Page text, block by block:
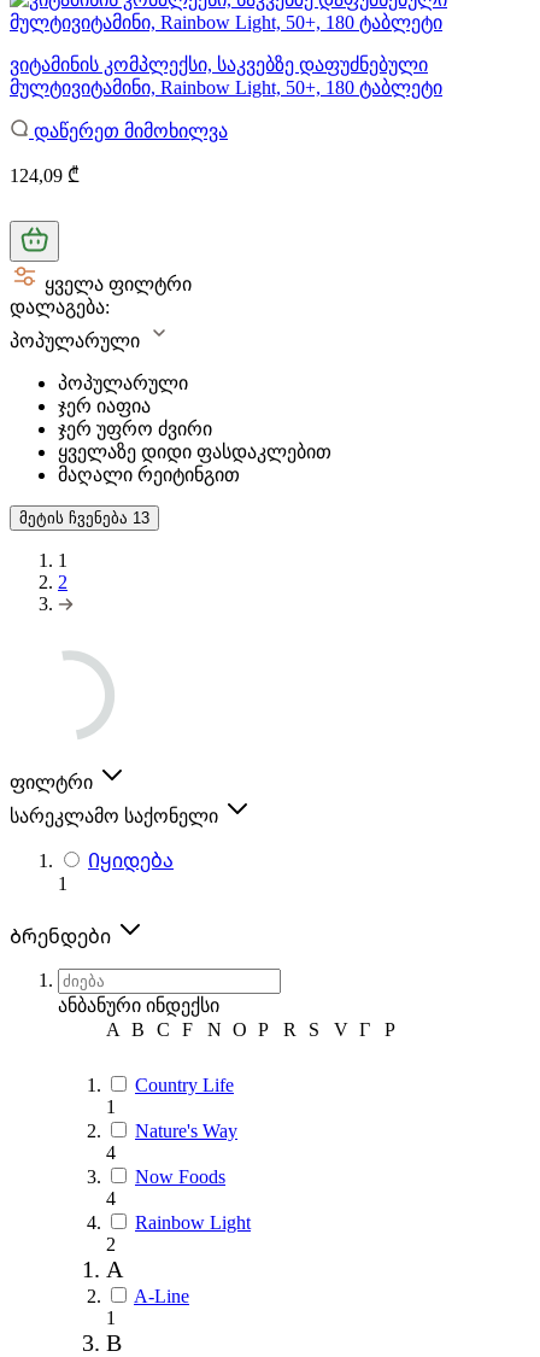
ვიტამინის კომპლექსი, საკვებზე დაფუძნებული
მულტივიტამინი, Rainbow Light, 50+, 180 ტაბლეტი
დაწერეთ მიმოხილვა
124,09 ₾
ყველა ფილტრი
დალაგება:
პოპულარული
პოპულარული
ჯერ იაფია
ჯერ უფრო ძვირი
ყველაზე დიდი ფასდაკლებით
მაღალი რეიტინგით
მეტის ჩვენება 13
1
2
ფილტრი
სარეკლამო საქონელი
Იყიდება
1
Ბრენდები
ანბანური ინდექსი
A
B C F N O P R S V Г Р
Country Life
1
Nature's Way
4
Now Foods
4
Rainbow Light
2
A
A-Line
1
B